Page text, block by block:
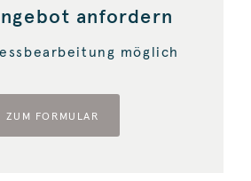
anfordern
möglich
ZUM FORMULAR